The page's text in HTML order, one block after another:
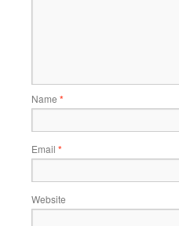
Name *
Email *
Website